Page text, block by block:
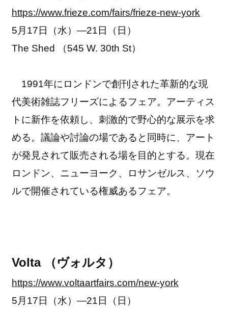
https://www.frieze.com/fairs/frieze-new-york
5月17日（水）―21日（日）
The Shed （545 W. 30th St）
1991年にロンドンで創刊された革新的な現
代美術雑誌フリーズによるフェア。アーティス
トに新作を依頼し、刺激的で野心的な展示を求
める。議論や討論の場であると同時に、アート
が発見されて販売される場を目的とする。現在
ロンドン、ニューヨーク、ロサンゼルス、ソウ
ルで開催されている権威あるフェア。
Volta （ヴォルタ）
https://www.voltaartfairs.com/new-york
5月17日（水）―21日（日）